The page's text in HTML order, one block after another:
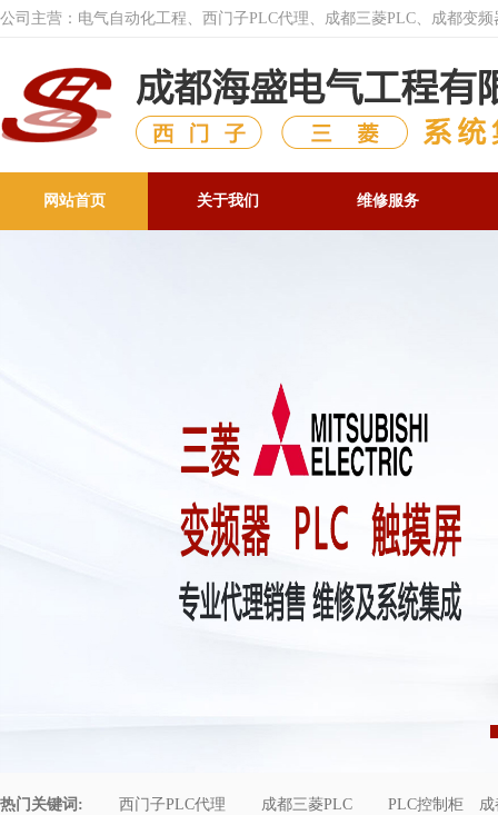
公司主营：电气自动化工程、西门子PLC代理、成都三菱PLC、成都变
网站首页 关于我们 维修服务
热门关键词: 西门子PLC代理 成都三菱PLC PLC控制柜